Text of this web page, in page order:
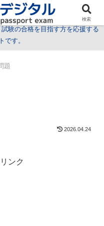
題 特集 お問い合わせ
験の合格を目指す方を応援する
です。
題
2026.04.24
ンク
検索